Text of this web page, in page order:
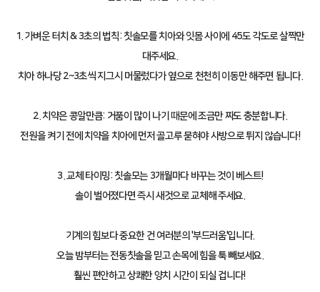
1. 가벼운 터치 & 3초의 법칙: 칫솔모를 치아와 잇몸 사이에 45도 각도로 살짝만
대주세요.
치아 하나당 2~3초씩 지그시 머물렀다가 옆으로 천천히 이동만 해주면 됩니다.
2. 치약은 콩알만큼: 거품이 많이 나기 때문에 조금만 짜도 충분합니다.
전원을 켜기 전에 치약을 치아에 먼저 골고루 묻혀야 사방으로 튀지 않습니다!
3. 교체 타이밍: 칫솔모는 3개월마다 바꾸는 것이 베스트!
솔이 벌어졌다면 즉시 새것으로 교체해 주세요.
기계의 힘보다 중요한 건 여러분의 '부드러움'입니다.
오늘 밤부터는 전동칫솔을 믿고 손목에 힘을 툭 빼보세요.
훨씬 편안하고 상쾌한 양치 시간이 되실 겁니다!